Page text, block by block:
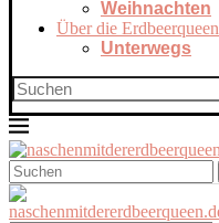
Weihnachten
Über die Erdbeerqueen
Unterwegs